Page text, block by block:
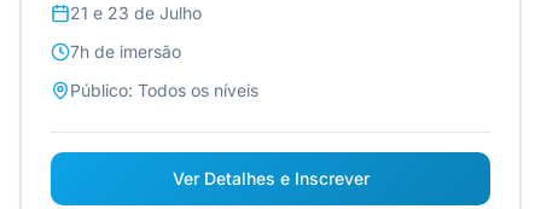
21 e 23 de Julho
7h de imersão
Público: Todos os níveis
Ver Detalhes e Inscrever